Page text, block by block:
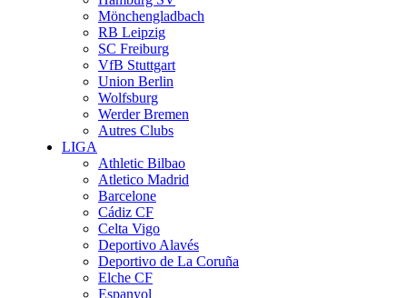
Mönchengladbach
RB Leipzig
SC Freiburg
VfB Stuttgart
Union Berlin
Wolfsburg
Werder Bremen
Autres Clubs
LIGA
Athletic Bilbao
Atletico Madrid
Barcelone
Cádiz CF
Celta Vigo
Deportivo Alavés
Deportivo de La Coruña
Elche CF
Espanyol